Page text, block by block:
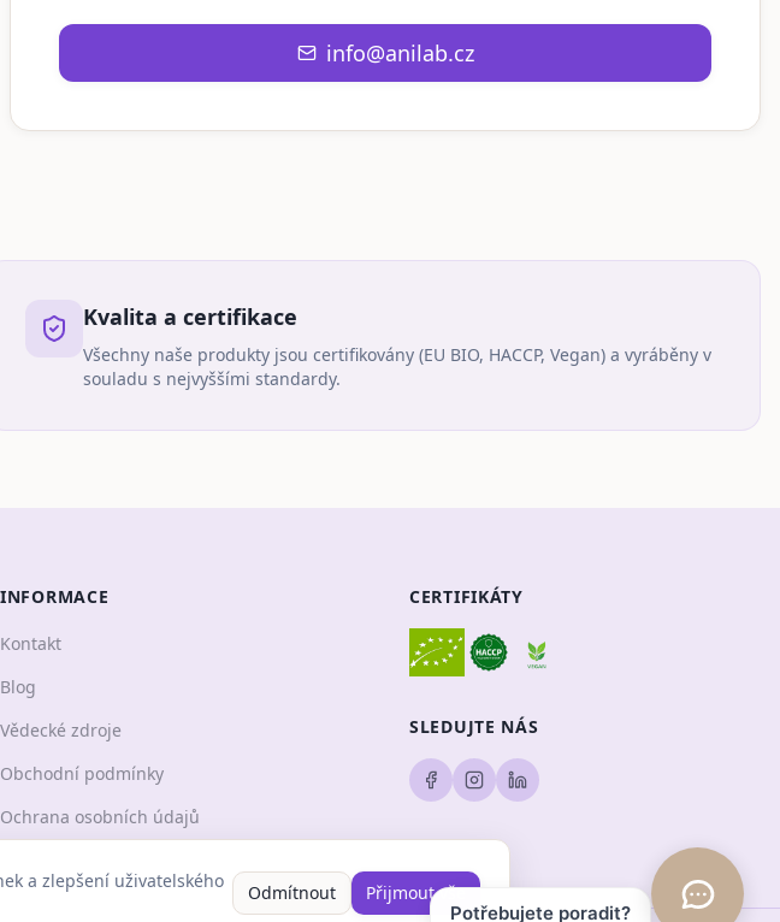
info@anilab.cz
Kvalita a certifikace
Všechny naše produkty jsou certifikovány (EU BIO, HACCP, Vegan) a vyráběny v
souladu s nejvyššími standardy.
INFORMACE
Kontakt
Blog
Vědecké zdroje
Obchodní podmínky
Ochrana osobních údajů
CERTIFIKÁTY
SLEDUJTE NÁS
a zlepšení uživatelského
Odmítnout
Přijmout vše
Potřebujete poradit?